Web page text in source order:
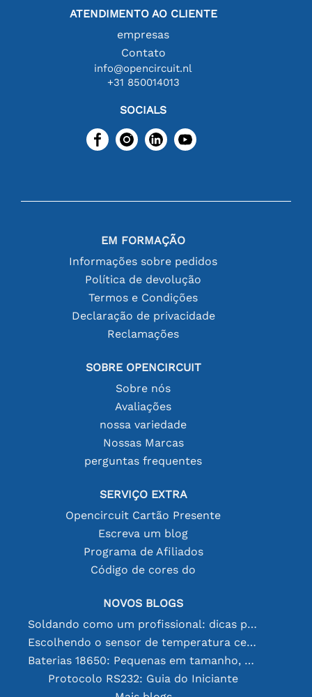
ATENDIMENTO AO CLIENTE
empresas
Contato
info@opencircuit.nl
+31 850014013
SOCIALS
EM FORMAÇÃO
Informações sobre pedidos
Política de devolução
Termos e Condições
Declaração de privacidade
Reclamações
SOBRE OPENCIRCUIT
Sobre nós
Avaliações
nossa variedade
Nossas Marcas
perguntas frequentes
SERVIÇO EXTRA
Opencircuit Cartão Presente
Escreva um blog
Programa de Afiliados
Código de cores do
NOVOS BLOGS
Soldando como um profissional: dicas para conexões eletrônicas perfeitas
Escolhendo o sensor de temperatura certo [youtube]
Baterias 18650: Pequenas em tamanho, grandes em desempenho
Protocolo RS232: Guia do Iniciante